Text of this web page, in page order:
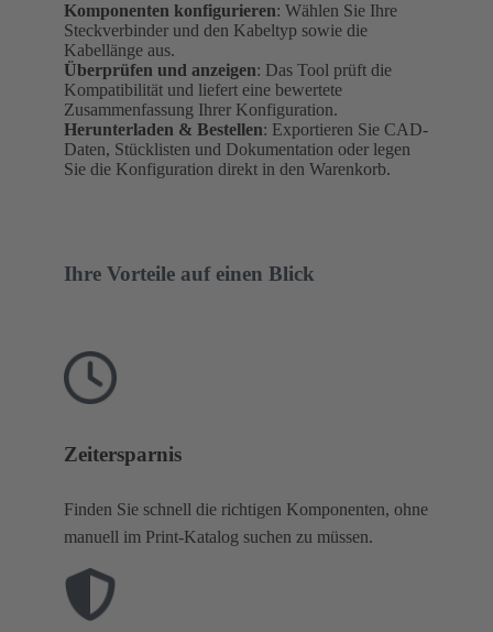
Komponenten konfigurieren: Wählen Sie Ihre
Steckverbinder und den Kabeltyp sowie die
Kabellänge aus.
Überprüfen und anzeigen: Das Tool prüft die
Kompatibilität und liefert eine bewertete
Zusammenfassung Ihrer Konfiguration.
Herunterladen & Bestellen: Exportieren Sie CAD-
Daten, Stücklisten und Dokumentation oder legen
Sie die Konfiguration direkt in den Warenkorb.
Ihre Vorteile auf einen Blick
Zeitersparnis
Finden Sie schnell die richtigen Komponenten, ohne
manuell im Print-Katalog suchen zu müssen.